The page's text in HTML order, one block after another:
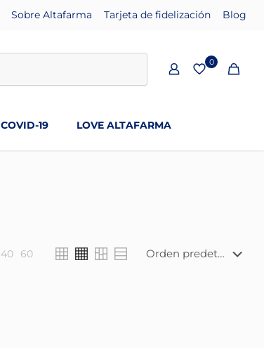
Sobre Altafarma Tarjeta de fidelización Blog
0
COVID-19 LOVE ALTAFARMA
40 60